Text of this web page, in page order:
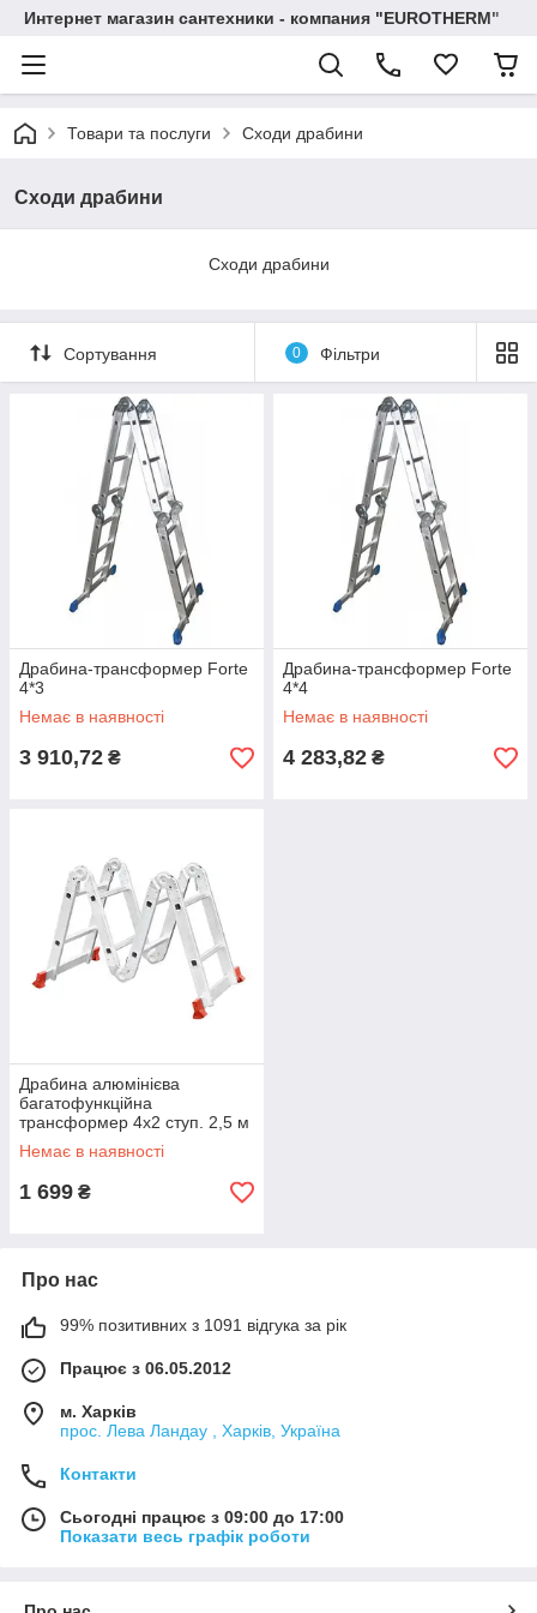
Интернет магазин сантехники - компания "EUROTHERM"
Товари та послуги Сходи драбини
Сходи драбини
Сходи драбини
Сортування 0 Фільтри
Драбина-трансформер Forte
4*3
Немає в наявності
3 910,72 ₴
Драбина-трансформер Forte
4*4
Немає в наявності
4 283,82 ₴
Драбина алюмінієва
багатофункційна
трансформер 4x2 ступ. 2,5 м
INTERTOOL LT-0028
Немає в наявності
1 699 ₴
Про нас
99% позитивних з 1091 відгука за рік
Працює з 06.05.2012
м. Харків
прос. Лева Ландау , Харків, Україна
Контакти
Сьогодні працює з 09:00 до 17:00
Показати весь графік роботи